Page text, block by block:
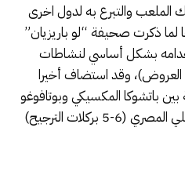
الملعب والتبرع به لدول اخرى
لما ذكرت صحيفة “لو باريزيان”
بشكل أساسي لنشاطات
العروض)، وقد استضاف أخيرا
بين باتشوكا المكسيكي وبوتافوغو
البرازيلي (3-0)، وباتشوكا والأهلي المصري (6-5 بركلات الترجيح)